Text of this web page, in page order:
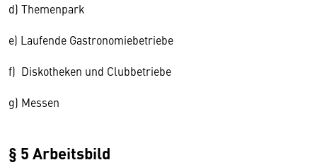
d) Themenpark
e) Laufende Gastronomiebetriebe
f) Diskotheken und Clubbetriebe
g) Messen
§ 5 Arbeitsbild